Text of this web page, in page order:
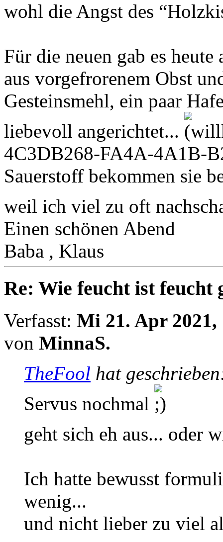
wohl die Angst des
Für die neuen gab es
aus vorgefrorenem Obst
Gesteinsmehl, ein paar
liebevoll angerichtet...
4C3DB268-FA4A-4A1B-
Sauerstoff bekommen sie
weil ich viel zu oft
Einen schönen Abend
Baba , Klaus
Re: Wie feucht ist feucht
Verfasst: Mi 21. Apr 2021,
von MinnaS.
TheFool hat
Servus nochmal
geht sich eh aus... oder
Ich hatte bewusst
wenig...
und nicht lieber zu viel